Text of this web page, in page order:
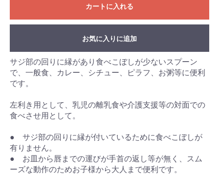
カートに入れる
お気に入りに追加
サジ部の回りに縁があり食べこぼしが少ないスプーン
で、一般食、カレー、シチュー、ピラフ、お粥等に便利
です。
左利き用として、乳児の離乳食や介護支援等の対面での
食べさせ用として。
● サジ部の回りに縁が付いているために食べこぼしが
有りません。
● お皿から唇までの運びが手首の返し等が無く、スム
ーズな動作のためお子様から大人まで便利です。